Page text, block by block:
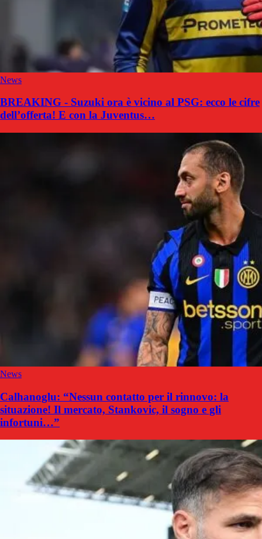
News
BREAKING - Suzuki ora è vicino al PSG: ecco le cifre
dell’offerta! E con la Juventus…
News
Calhanoglu: “Nessun contatto per il rinnovo: la
situazione! Il mercato, Stankovic, il sogno e gli
infortuni…”